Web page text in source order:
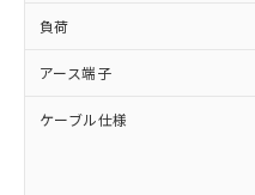
負荷
アース端子
ケーブル仕様